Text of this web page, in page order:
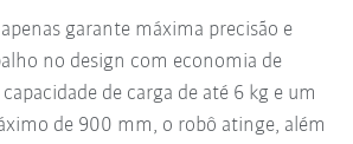
garante máxima precisão e
no design com economia de
de carga de até 6 kg e um
de 900 mm, o robô atinge, além